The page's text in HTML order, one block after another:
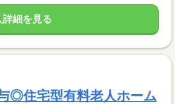
詳細を見る
◎住宅型有料老人ホーム